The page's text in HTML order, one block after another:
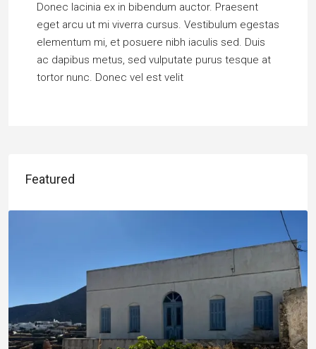
Donec lacinia ex in bibendum auctor. Praesent
eget arcu ut mi viverra cursus. Vestibulum egestas
elementum mi, et posuere nibh iaculis sed. Duis
ac dapibus metus, sed vulputate purus tesque at
tortor nunc. Donec vel est velit
Featured